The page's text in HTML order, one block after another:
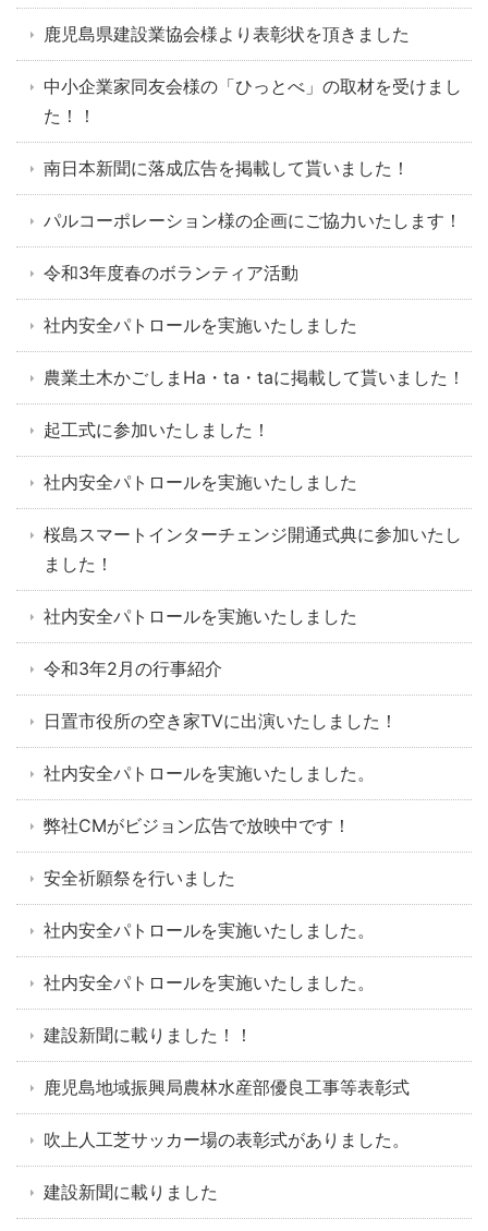
鹿児島県建設業協会様より表彰状を頂きました
中小企業家同友会様の「ひっとべ」の取材を受けまし
た！！
南日本新聞に落成広告を掲載して貰いました！
パルコーポレーション様の企画にご協力いたします！
令和3年度春のボランティア活動
社内安全パトロールを実施いたしました
農業土木かごしまHa・ta・taに掲載して貰いました！
起工式に参加いたしました！
社内安全パトロールを実施いたしました
桜島スマートインターチェンジ開通式典に参加いたし
ました！
社内安全パトロールを実施いたしました
令和3年2月の行事紹介
日置市役所の空き家TVに出演いたしました！
社内安全パトロールを実施いたしました。
弊社CMがビジョン広告で放映中です！
安全祈願祭を行いました
社内安全パトロールを実施いたしました。
社内安全パトロールを実施いたしました。
建設新聞に載りました！！
鹿児島地域振興局農林水産部優良工事等表彰式
吹上人工芝サッカー場の表彰式がありました。
建設新聞に載りました